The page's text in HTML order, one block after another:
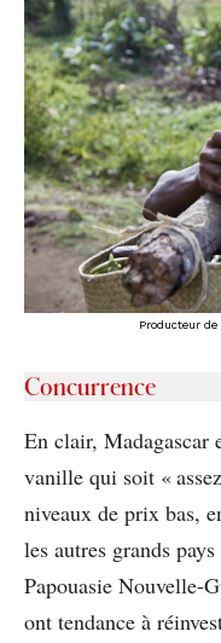
Producteur de
Concurrence
En clair, Madagascar
vanille qui soit «
niveaux de prix bas,
les autres grands
Papouasie Nouvelle-
ont tendance à